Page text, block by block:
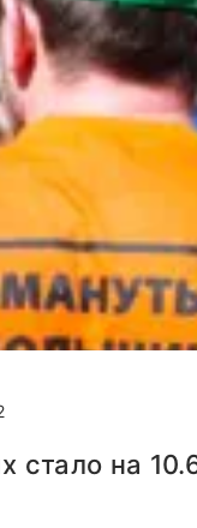
стало на